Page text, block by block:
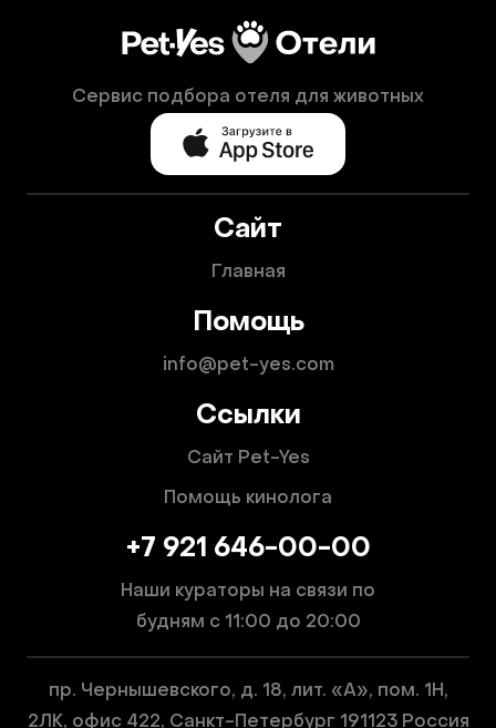
Сервис подбора отеля для животных
Сайт
Главная
Помощь
info@pet-yes.com
Ссылки
Сайт Pet-Yes
Помощь кинолога
+7 921 646-00-00
Наши кураторы на связи по
будням с 11:00 до 20:00
пр. Чернышевского, д. 18, лит. «А», пом. 1Н,
2ЛК, офис 422, Санкт-Петербург 191123 Россия